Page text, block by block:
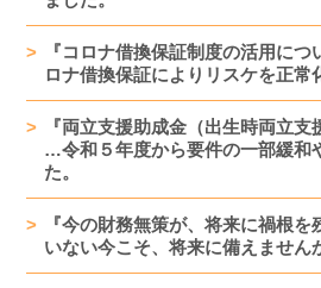
『コロナ借換保証制度の活用に
ロナ借換保証によりリスケを正常
『両立支援助成金（出生時両立支
…令和５年度から要件の一部緩和
た。
『今の財務無策が、将来に禍根
いない今こそ、将来に備えません